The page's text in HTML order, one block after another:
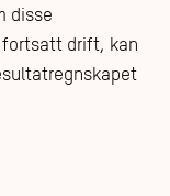
disse
fortsatt drift, kan